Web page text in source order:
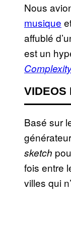
Nous
musique
affublé
est un
VIDEOS
Basé sur
sketch
fois entre
villes qui